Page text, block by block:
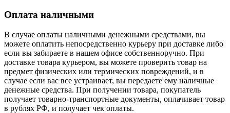
Оплата наличными
В случае оплаты наличными денежными средствами, вы
можете оплатить непосредственно курьеру при доставке либо
если вы забираете в нашем офисе собственноручно. При
доставке товара курьером, вы можете проверить товар на
предмет физических или термических повреждений, и в
случае если вас все устраивает, вы передаете ему наличные
денежные средства. При получении товара, покупатель
получает товарно-транспортные документы, оплачивает товар
в рублях РФ, и получает чек оплаты.